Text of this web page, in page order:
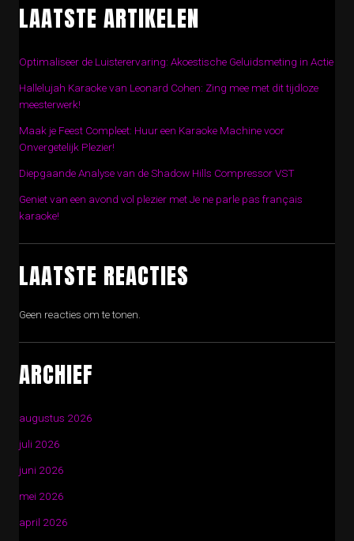
LAATSTE ARTIKELEN
Optimaliseer de Luisterervaring: Akoestische Geluidsmeting in Actie
Hallelujah Karaoke van Leonard Cohen: Zing mee met dit tijdloze
meesterwerk!
Maak je Feest Compleet: Huur een Karaoke Machine voor
Onvergetelijk Plezier!
Diepgaande Analyse van de Shadow Hills Compressor VST
Geniet van een avond vol plezier met Je ne parle pas français
karaoke!
LAATSTE REACTIES
Geen reacties om te tonen.
ARCHIEF
augustus 2026
juli 2026
juni 2026
mei 2026
april 2026